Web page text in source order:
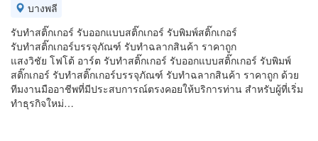
บางพลี
รับทำสติ๊กเกอร์ รับออกแบบสติ๊กเกอร์ รับพิมพ์สติ๊กเกอร์
รับทำสติ๊กเกอร์บรรจุภัณฑ์ รับทำฉลากสินค้า ราคาถูก
แสงวิชัย โฟโต้ อาร์ต รับทำสติ๊กเกอร์ รับออกแบบสติ๊กเกอร์ รับพิมพ์
สติ๊กเกอร์ รับทำสติ๊กเกอร์บรรจุภัณฑ์ รับทำฉลากสินค้า ราคาถูก ด้วย
ทีมงานมืออาชีพที่มีประสบการณ์ตรงคอยให้บริการท่าน สำหรับผู้ที่เริ่ม
ทำธุรกิจใหม่…